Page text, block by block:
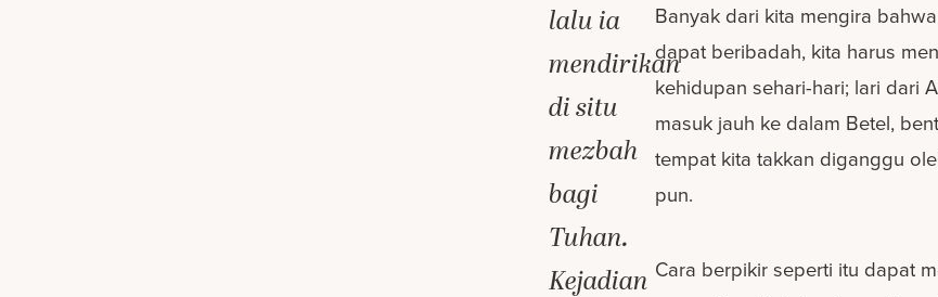
lalu ia
mendirikan
di situ
mezbah
bagi
Tuhan.
Kejadian
Banyak dari kita mengira
dapat beribadah, kita harus
kehidupan sehari-hari; lari dari
masuk jauh ke dalam Betel,
tempat kita takkan diganggu
pun.
Cara berpikir seperti itu dapat